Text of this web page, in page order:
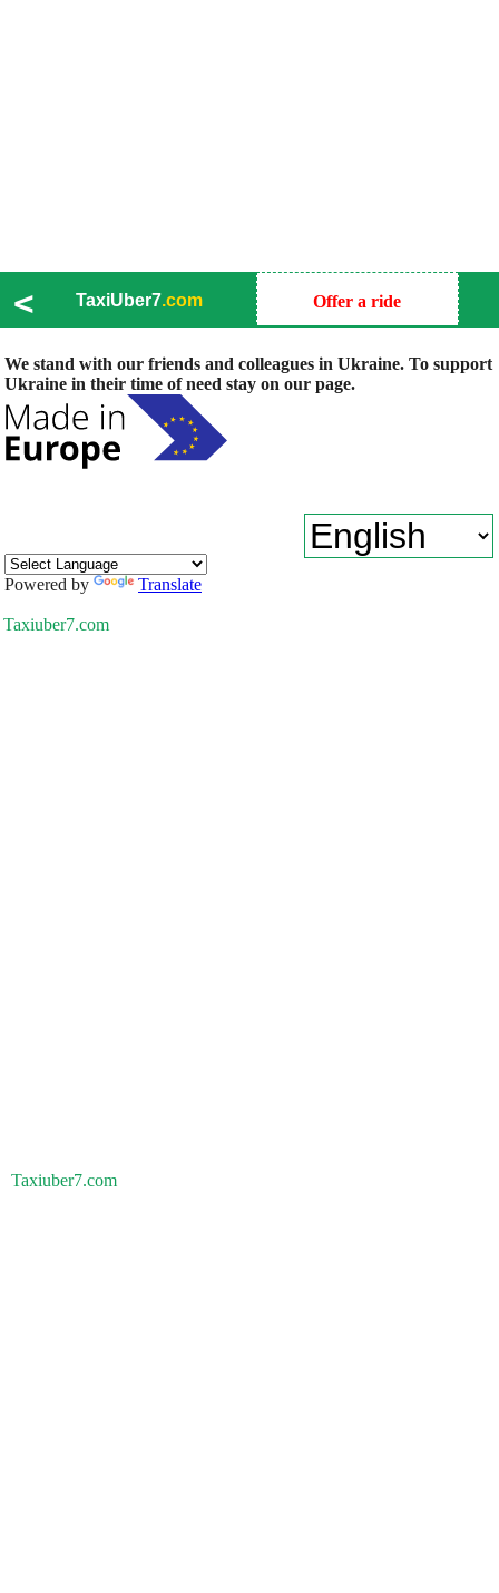
< TaxiUber7.com Offer a ride
We stand with our friends and colleagues in Ukraine. To support
Ukraine in their time of need stay on our page.
Powered by Translate
Taxiuber7.com
Taxiuber7.com